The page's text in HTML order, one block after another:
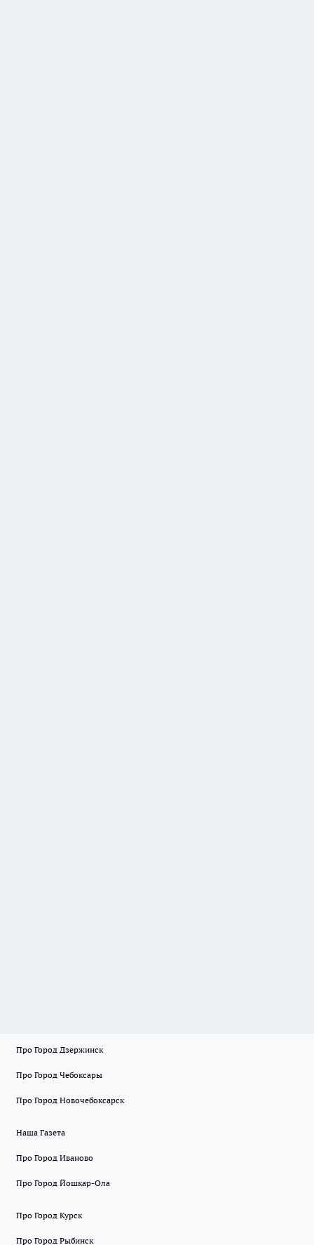
Про Город Дзержинск
Про Город Чебоксары
Про Город Новочебоксарск
Наша Газета
Про Город Иваново
Про Город Йошкар-Ола
Про Город Курск
Про Город Рыбинск